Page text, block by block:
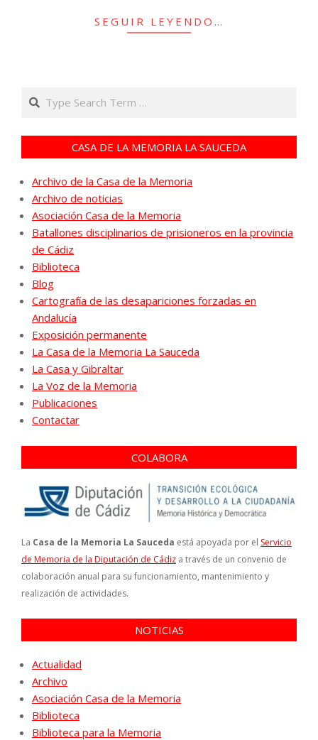
SEGUIR LEYENDO…
Search
CASA DE LA MEMORIA LA SAUCEDA
Archivo de la Casa de la Memoria
Archivo de noticias
Asociación Casa de la Memoria
Batallones disciplinarios de prisioneros en la provincia
de Cádiz
Biblioteca
Blog
Cartografía de las desapariciones forzadas en
Andalucía
Exposición permanente
La Casa de la Memoria La Sauceda
La Casa y Gibraltar
La Voz de la Memoria
Publicaciones
Contactar
COLABORA
La Casa de la Memoria La Sauceda está apoyada por el Servicio
de Memoria de la Diputación de Cádiz a través de un convenio de
colaboración anual para su funcionamiento, mantenimiento y
realización de actividades.
NOTICIAS
Actualidad
Archivo
Asociación Casa de la Memoria
Biblioteca
Biblioteca para la Memoria